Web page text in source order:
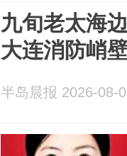
九旬老太海
大连消防峭
半岛晨报 2026-08-